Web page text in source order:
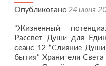
Опубликовано 24 июня
“Жизненный
Рассвет Души для
сеанс 12 “Слияние
бытия” Хранители